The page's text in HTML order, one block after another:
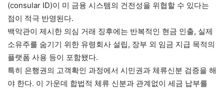
(consular ID)이 미 금융 시스템의 건전성을 위협할 수 있다는
점이 적극 반영된다.
백악관이 제시한 의심 거래 징후에는 반복적인 현금 인출, 실제
소유주를 숨기기 위한 유령회사 설립, 장부 외 임금 지급 목적의
플랫폼 사용 등이 포함됐다.
특히 은행권의 고객확인 과정에서 시민권과 체류신분 검증을 해
야 한다. 이 가운데 합법적 체류 신분과 관계없이 세금 납부를